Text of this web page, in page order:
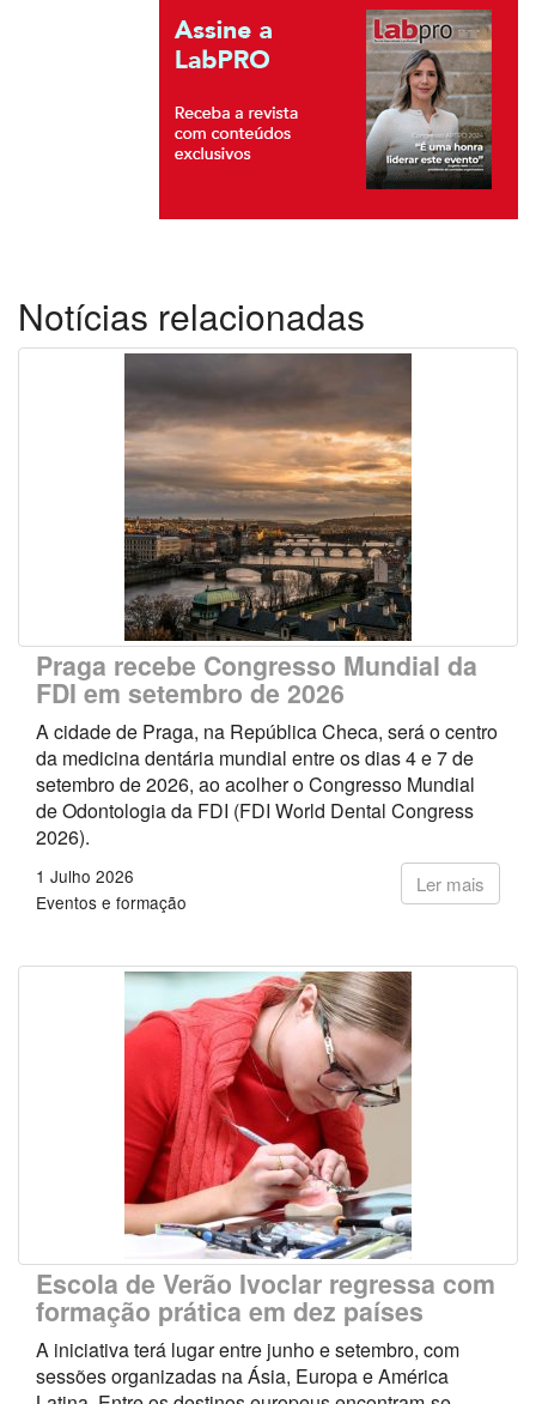
Notícias relacionadas
Praga recebe Congresso Mundial da
FDI em setembro de 2026
A cidade de Praga, na República Checa, será o centro
da medicina dentária mundial entre os dias 4 e 7 de
setembro de 2026, ao acolher o Congresso Mundial
de Odontologia da FDI (FDI World Dental Congress
2026).
Ler mais
1 Julho 2026
Eventos e formação
Escola de Verão Ivoclar regressa com
formação prática em dez países
A iniciativa terá lugar entre junho e setembro, com
sessões organizadas na Ásia, Europa e América